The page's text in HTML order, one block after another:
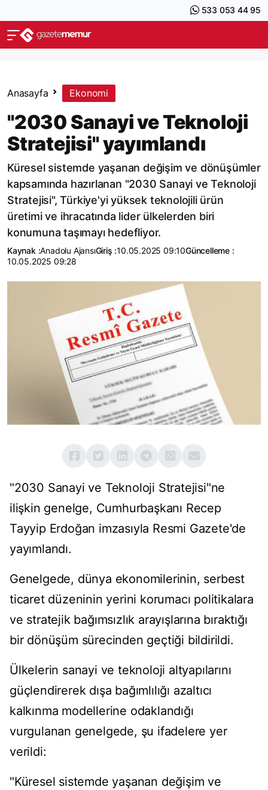
533 053 44 95
Anasayfa Ekonomi
"2030 Sanayi ve Teknoloji
Stratejisi" yayımlandı
Küresel sistemde yaşanan değişim ve dönüşümler
kapsamında hazırlanan "2030 Sanayi ve Teknoloji
Stratejisi", Türkiye'yi yüksek teknolojili ürün
üretimi ve ihracatında lider ülkelerden biri
konumuna taşımayı hedefliyor.
Kaynak :Anadolu AjansıGiriş :10.05.2025 09:10Güncelleme :
10.05.2025 09:28
"2030 Sanayi ve Teknoloji Stratejisi"ne
ilişkin genelge, Cumhurbaşkanı Recep
Tayyip Erdoğan imzasıyla Resmi Gazete'de
yayımlandı.
Genelgede, dünya ekonomilerinin, serbest
ticaret düzeninin yerini korumacı politikalara
ve stratejik bağımsızlık arayışlarına bıraktığı
bir dönüşüm sürecinden geçtiği bildirildi.
Ülkelerin sanayi ve teknoloji altyapılarını
güçlendirerek dışa bağımlılığı azaltıcı
kalkınma modellerine odaklandığı
vurgulanan genelgede, şu ifadelere yer
verildi:
"Küresel sistemde yaşanan değişim ve